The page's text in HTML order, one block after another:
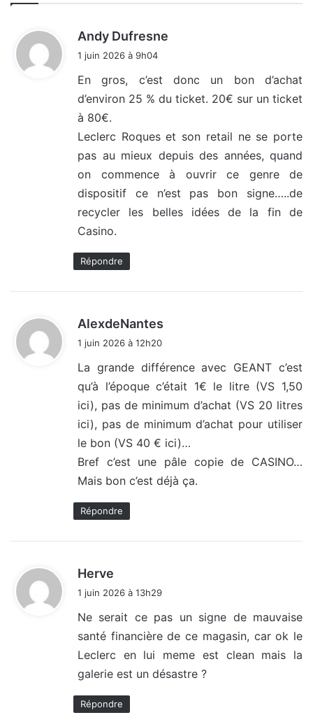
Andy Dufresne
:
1 juin 2026 à 9h04
En gros, c’est donc un bon d’achat
d’environ 25 % du ticket. 20€ sur un ticket
à 80€.
Leclerc Roques et son retail ne se porte
pas au mieux depuis des années, quand
on commence à ouvrir ce genre de
dispositif ce n’est pas bon signe…..de
recycler les belles idées de la fin de
Casino.
Répondre
AlexdeNantes
:
1 juin 2026 à 12h20
La grande différence avec GEANT c’est
qu’à l’époque c’était 1€ le litre (VS 1,50
ici), pas de minimum d’achat (VS 20 litres
ici), pas de minimum d’achat pour utiliser
le bon (VS 40 € ici)…
Bref c’est une pâle copie de CASINO…
Mais bon c’est déjà ça.
Répondre
Herve
:
1 juin 2026 à 13h29
Ne serait ce pas un signe de mauvaise
santé financière de ce magasin, car ok le
Leclerc en lui meme est clean mais la
galerie est un désastre ?
Répondre